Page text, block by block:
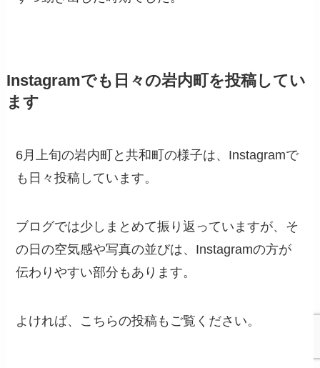
Instagramでも日々の岩内町を投稿してい
ます
6月上旬の岩内町と共和町の様子は、Instagramで
も日々投稿しています。
ブログでは少しまとめて振り返っていますが、そ
の日の空気感や写真の並びは、Instagramの方が
伝わりやすい部分もあります。
よければ、こちらの投稿もご覧ください。